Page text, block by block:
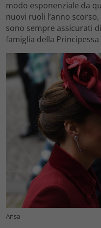
modo esponenziale da
nuovi ruoli l’anno
sono sempre assicurati
famiglia della
Ansa